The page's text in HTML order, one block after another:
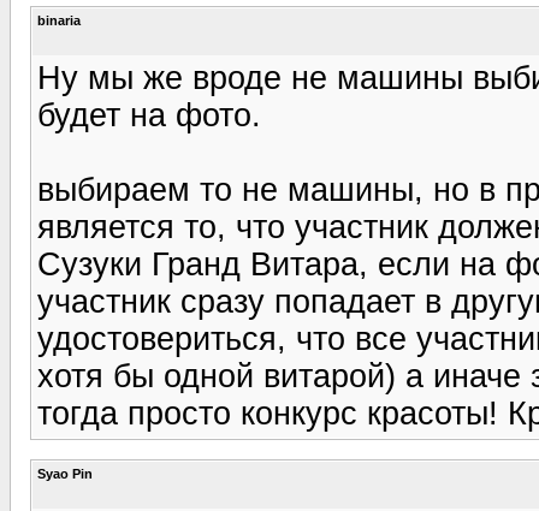
binaria
Ну мы же вроде не машины
будет на фото.
выбираем то не машины, но в
является то, что участник
Сузуки Гранд Витара, если на
участник сразу попадает в
удостовериться, что все
хотя бы одной витарой) а иначе
тогда просто конкурс красоты!
Syao Pin